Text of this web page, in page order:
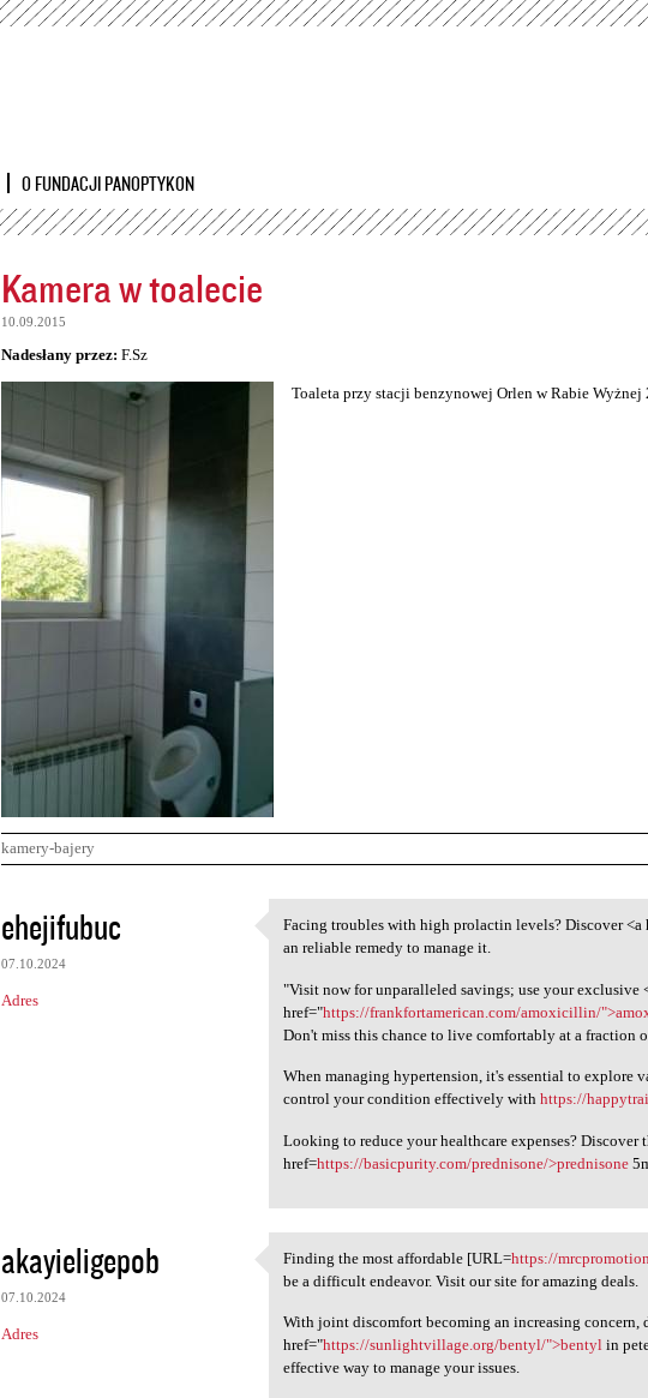
Przejdź
O FUNDACJI PANOPTYKON
Kamera w toalecie
10.09.2015
Nadesłany przez: F.Sz
Toaleta przy stacji benzynowej Orlen w Rabie Wyżnej
kamery-bajery
K
o
m
e
ehejifubuc
07.10.2024
Adres
Facing troubles with high
Facing troubles with high prolactin levels? Discover <a
an reliable remedy to manage it.
"Visit now for unparalleled savings; use your exclusive
href="https://frankfortamerican.com/amoxicillin/
Don't miss this chance to live comfortably at a fraction
When managing hypertension, it's essential to explore
control your condition effectively withhttps://
Looking to reduce your healthcare expenses? Discover
href=https://basicpurity.com/prednisone/>prednisone
akayieligepob
07.10.2024
Adres
Finding the most affordable
Finding the most affordable [URL=https://
be a difficult endeavor. Visit our site for amazing deals.
With joint discomfort becoming an increasing concern,
href="https://sunlightvillage.org/bentyl/">bentyl in
effective way to manage your issues.